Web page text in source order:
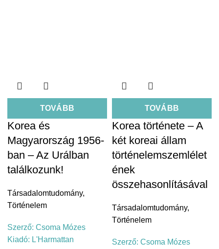
TOVÁBB
Korea és
Magyarország 1956-
ban – Az Urálban
találkozunk!
Társadalomtudomány,
Történelem
Szerző: Csoma Mózes
Kiadó: L'Harmattan
TOVÁBB
Korea története – A
két koreai állam
történelemszemlélet
ének
összehasonlításával
Társadalomtudomány,
Történelem
Szerző: Csoma Mózes